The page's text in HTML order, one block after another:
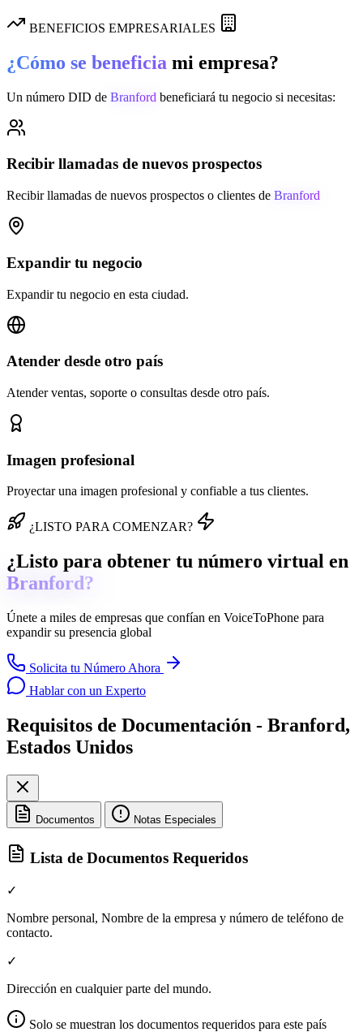
BENEFICIOS EMPRESARIALES
¿Cómo se beneficia mi empresa?
Un número DID de Branford beneficiará tu negocio si necesitas:
Recibir llamadas de nuevos prospectos
Recibir llamadas de nuevos prospectos o clientes de Branford
Expandir tu negocio
Expandir tu negocio en esta ciudad.
Atender desde otro país
Atender ventas, soporte o consultas desde otro país.
Imagen profesional
Proyectar una imagen profesional y confiable a tus clientes.
¿LISTO PARA COMENZAR?
¿Listo para obtener tu número virtual en
Branford?
Únete a miles de empresas que confían en VoiceToPhone para
expandir su presencia global
Solicita tu Número Ahora
Hablar con un Experto
Requisitos de Documentación - Branford,
Estados Unidos
Documentos Notas Especiales
Lista de Documentos Requeridos
✓
Nombre personal, Nombre de la empresa y número de teléfono de
contacto.
✓
Dirección en cualquier parte del mundo.
Solo se muestran los documentos requeridos para este país